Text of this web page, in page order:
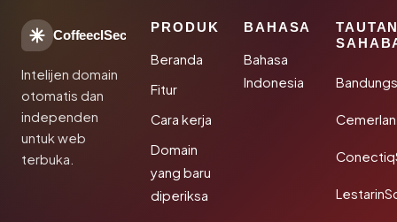
CoffeeclSec
Intelijen domain
otomatis dan
independen
untuk web
terbuka.
PRODUK
Beranda
Fitur
Cara kerja
Domain
yang baru
diperiksa
BAHASA
Bahasa
Indonesia